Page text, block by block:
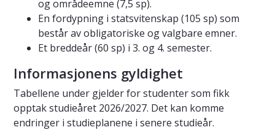
og områdeemne (7,5 sp).
En fordypning i statsvitenskap (105 sp) som
består av obligatoriske og valgbare emner.
Et breddeår (60 sp) i 3. og 4. semester.
Informasjonens gyldighet
Tabellene under gjelder for studenter som fikk
opptak studieåret 2026/2027. Det kan komme
endringer i studieplanene i senere studieår.